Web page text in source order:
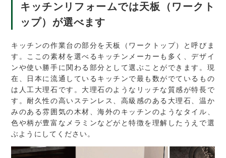
キッチンリフォームでは天板（ワークト
ップ）が選べます
キッチンの作業台の部分を天板（ワークトップ）と呼びま
す。ここの素材を選べるキッチンメーカーも多く、デザイ
ンや使い勝手に関わる部分として選ぶことができます。現
在、日本に流通しているキッチンで最も数がでているもの
は人工大理石です。大理石のようなリッチな質感が特長で
す。耐久性の高いステンレス、高級感のある大理石、温か
みのある雰囲気の木材、海外のキッチンのようなタイル、
色や柄が豊富なメラミンなどがと特徴を理解したうえで選
ぶようにしてください。